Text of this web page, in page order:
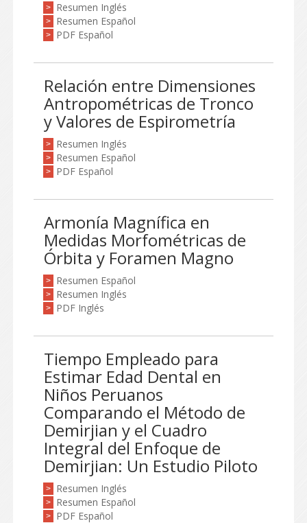
> Resumen Inglés
> Resumen Español
> PDF Español
Relación entre Dimensiones
Antropométricas de Tronco
y Valores de Espirometría
> Resumen Inglés
> Resumen Español
> PDF Español
Armonía Magnífica en
Medidas Morfométricas de
Órbita y Foramen Magno
> Resumen Español
> Resumen Inglés
> PDF Inglés
Tiempo Empleado para
Estimar Edad Dental en
Niños Peruanos
Comparando el Método de
Demirjian y el Cuadro
Integral del Enfoque de
Demirjian: Un Estudio Piloto
> Resumen Inglés
> Resumen Español
> PDF Español